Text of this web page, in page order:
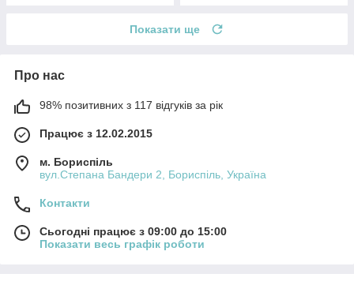
Показати ще
Про нас
98% позитивних з 117 відгуків за рік
Працює з 12.02.2015
м. Бориспіль
вул.Степана Бандери 2, Бориспіль, Україна
Контакти
Сьогодні працює з 09:00 до 15:00
Показати весь графік роботи